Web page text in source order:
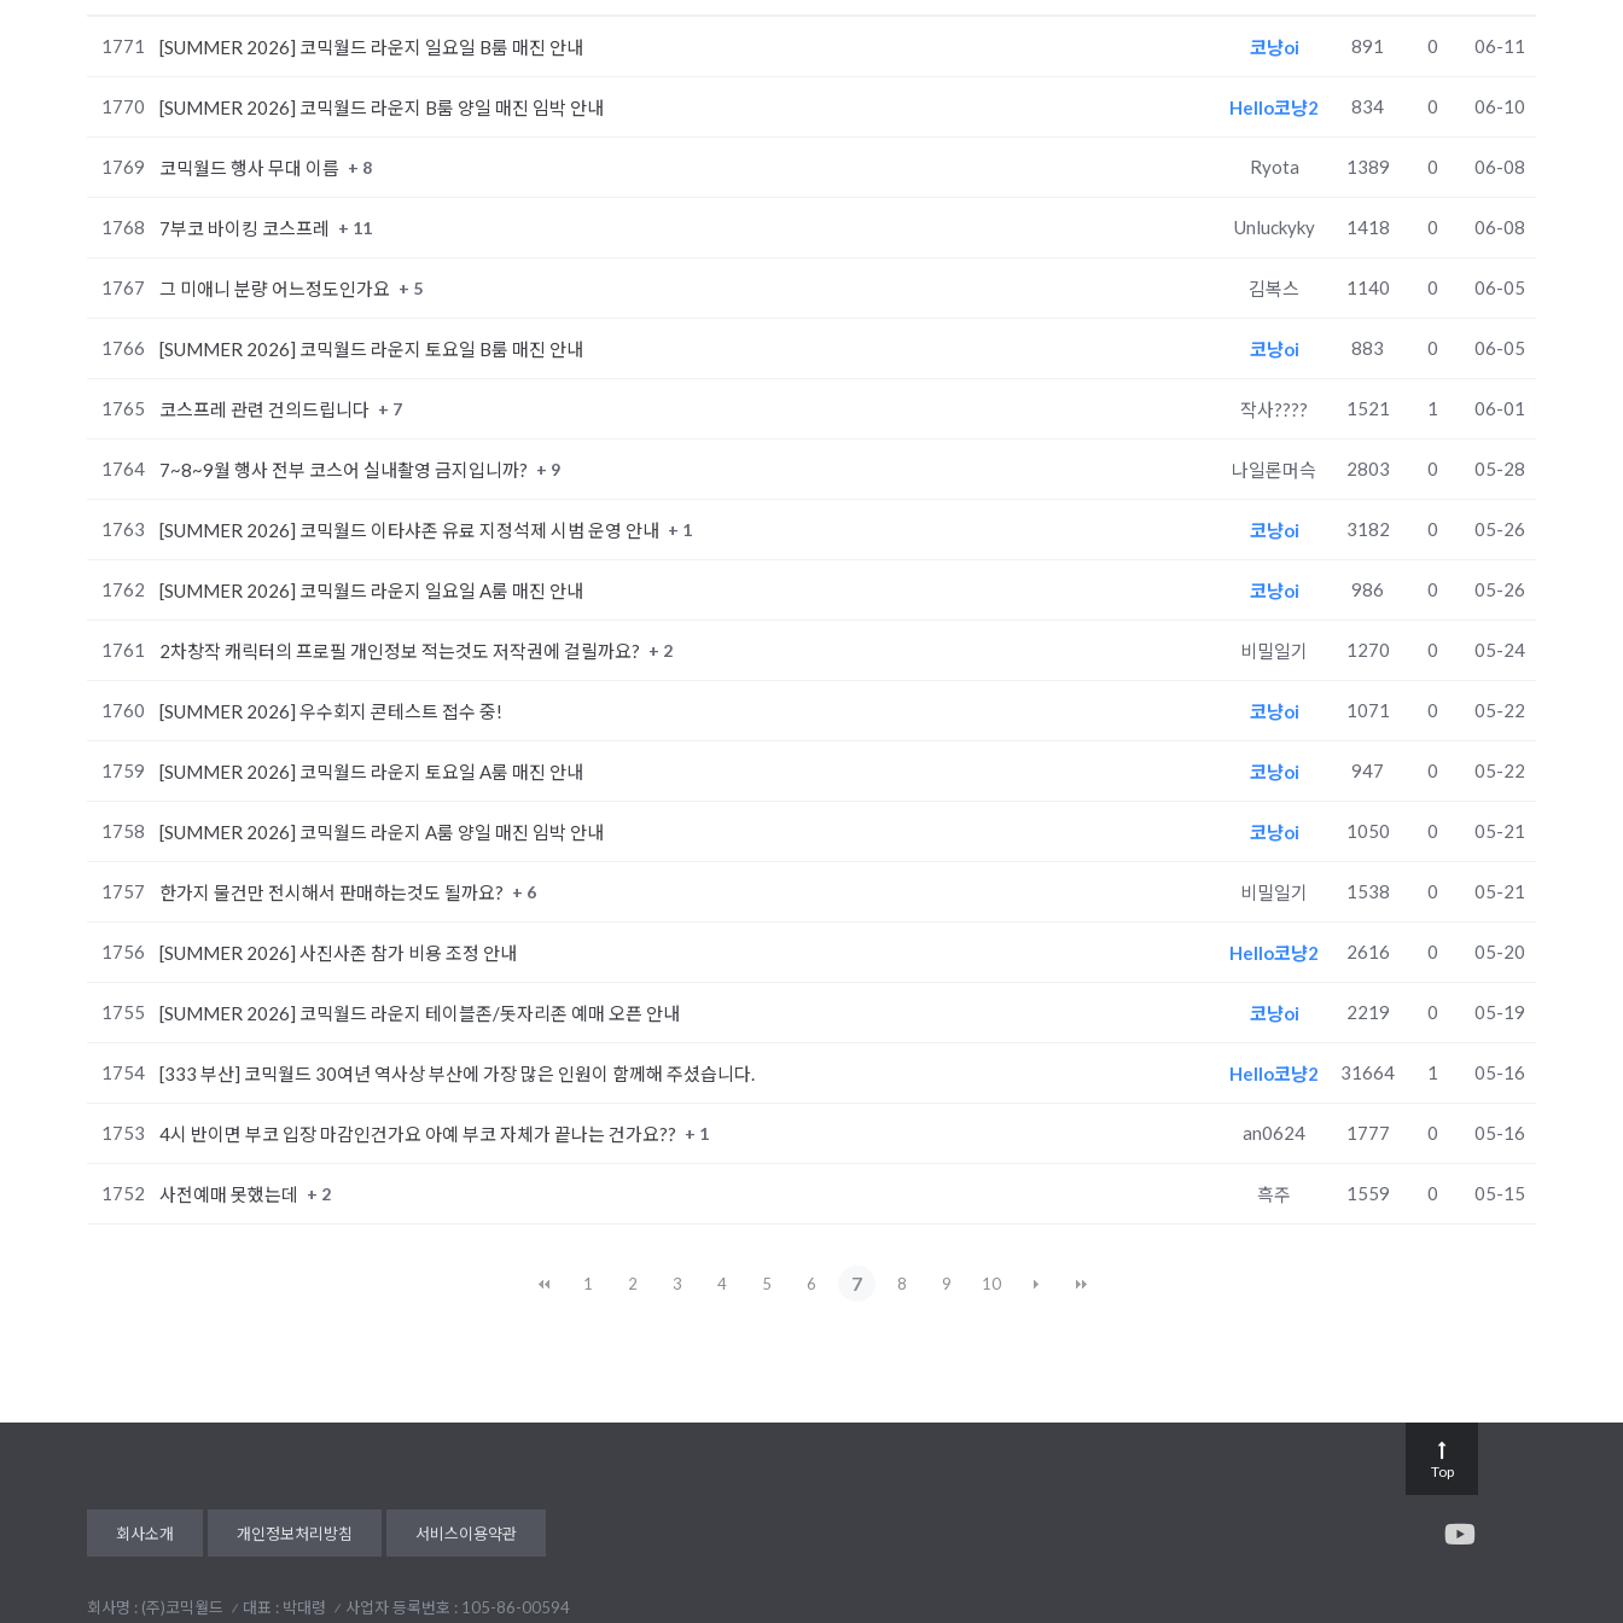
1771 [SUMMER 2026] 코믹월드 라운지 일요일 B룸 매진 안내 코냥oi 891 0 06-11
1770 [SUMMER 2026] 코믹월드 라운지 B룸 양일 매진 임박 안내 Hello코냥2 834 0 06-10
1769 코믹월드 행사 무대 이름 + 8 Ryota 1389 0 06-08
1768 7부코 바이킹 코스프레 + 11 Unluckyky 1418 0 06-08
1767 그 미애니 분량 어느정도인가요 + 5 김복스 1140 0 06-05
1766 [SUMMER 2026] 코믹월드 라운지 토요일 B룸 매진 안내 코냥oi 883 0 06-05
1765 코스프레 관련 건의드립니다 + 7 작사???? 1521 1 06-01
1764 7~8~9월 행사 전부 코스어 실내촬영 금지입니까? + 9 나일론머슥 2803 0 05-28
1763 [SUMMER 2026] 코믹월드 이타샤존 유료 지정석제 시범 운영 안내 + 1 코냥oi 3182 0 05-26
1762 [SUMMER 2026] 코믹월드 라운지 일요일 A룸 매진 안내 코냥oi 986 0 05-26
1761 2차창작 캐릭터의 프로필 개인정보 적는것도 저작권에 걸릴까요? + 2 비밀일기 1270 0 05-24
1760 [SUMMER 2026] 우수회지 콘테스트 접수 중! 코냥oi 1071 0 05-22
1759 [SUMMER 2026] 코믹월드 라운지 토요일 A룸 매진 안내 코냥oi 947 0 05-22
1758 [SUMMER 2026] 코믹월드 라운지 A룸 양일 매진 임박 안내 코냥oi 1050 0 05-21
1757 한가지 물건만 전시해서 판매하는것도 될까요? + 6 비밀일기 1538 0 05-21
1756 [SUMMER 2026] 사진사존 참가 비용 조정 안내 Hello코냥2 2616 0 05-20
1755 [SUMMER 2026] 코믹월드 라운지 테이블존/돗자리존 예매 오픈 안내 코냥oi 2219 0 05-19
1754 [333 부산] 코믹월드 30여년 역사상 부산에 가장 많은 인원이 함께해 주셨습니다. Hello코냥2 31664 1 05-16
1753 4시 반이면 부코 입장 마감인건가요 아예 부코 자체가 끝나는 건가요?? + 1 an0624 1777 0 05-16
1752 사전예매 못했는데 + 2 흑주 1559 0 05-15
1 2 3 4 5 6 7 8 9 10
회사소개 개인정보처리방침 서비스이용약관
회사명 : (주)코믹월드 대표 : 박대령 사업자 등록번호 : 105-86-00594
Top